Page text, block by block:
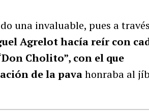
una invaluable, pues a
Agrelot hacía reír con
Cholito”, con el que
de la pavahonraba al